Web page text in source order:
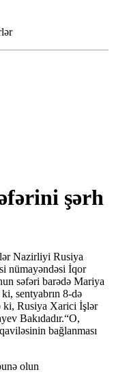
şərh
Nazirliyi Rusiya
nümayəndəsi İqor
səfəri barədə Mariya
sentyabrın 8-də
ki, Rusiya Xarici İşlər
Bakıdadır.“O,
bağlanması
olun